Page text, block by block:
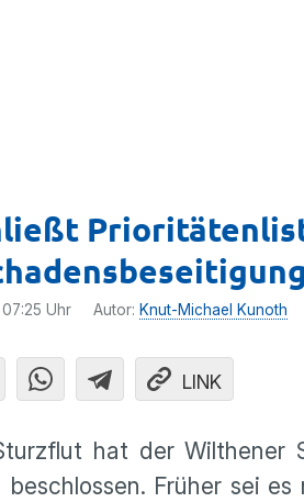
07:25 Uhr Autor: Knut-Michael Kunoth
LINK
hat der Wilthener
beschlossen. Früher sei